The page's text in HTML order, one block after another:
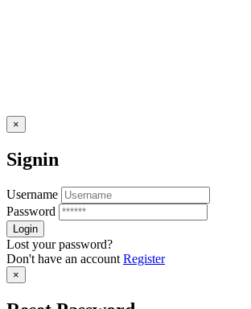
×
Signin
Username
Password
Lost your password?
Don't have an account Register
×